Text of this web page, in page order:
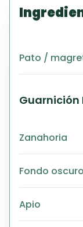
Pato /
Guarnición
Zanahoria
Fondo
Apio